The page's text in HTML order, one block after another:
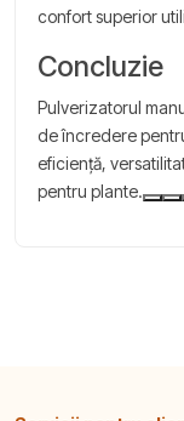
confort superior
Concluzie
Pulverizatorul
de încredere
eficiență,
pentru plante.